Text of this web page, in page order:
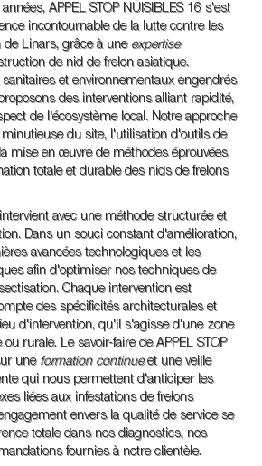
APPEL STOP NUISIBLES 16 s'est
incontournable de la lutte contre les
de Linars, grâce à une expertise
de nid de frelon asiatique.
et environnementaux engendrés
des interventions alliant rapidité,
de l'écosystème local. Notre approche
du site, l'utilisation d'outils de
mise en œuvre de méthodes éprouvées
totale et durable des nids de frelons
avec une méthode structurée et
Dans un souci constant d'amélioration,
avancées technologiques et les
afin d'optimiser nos techniques de
Chaque intervention est
des spécificités architecturales et
d'intervention, qu'il s'agisse d'une zone
rurale. Le savoir-faire de APPEL STOP
une formation continueet une veille
qui nous permettent d'anticiper les
liées aux infestations de frelons
envers la qualité de service se
totale dans nos diagnostics, nos
fournies à notre clientèle.